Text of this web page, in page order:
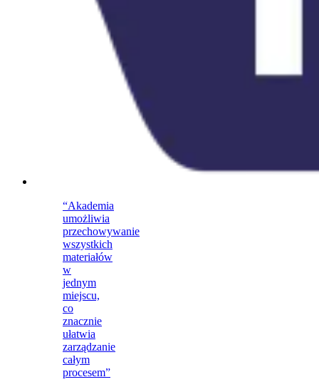
“Akademia
umożliwia
przechowywanie
wszystkich
materiałów
w
jednym
miejscu,
co
znacznie
ułatwia
zarządzanie
całym
procesem”